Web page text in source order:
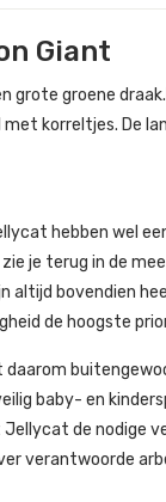
Giant
grote groene
korreltjes. De
hebben wel
je terug in de
altijd bovendien
de hoogste
baby- en
de nodige
verantwoorde